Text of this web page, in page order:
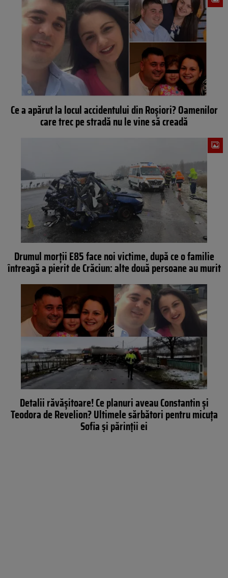
Ce a apărut la locul accidentului din Roșiori? Oamenilor
care trec pe stradă nu le vine să creadă
Drumul morții E85 face noi victime, după ce o familie
întreagă a pierit de Crăciun: alte două persoane au murit
Detalii răvășitoare! Ce planuri aveau Constantin și
Teodora de Revelion? Ultimele sărbători pentru micuța
Sofia și părinții ei